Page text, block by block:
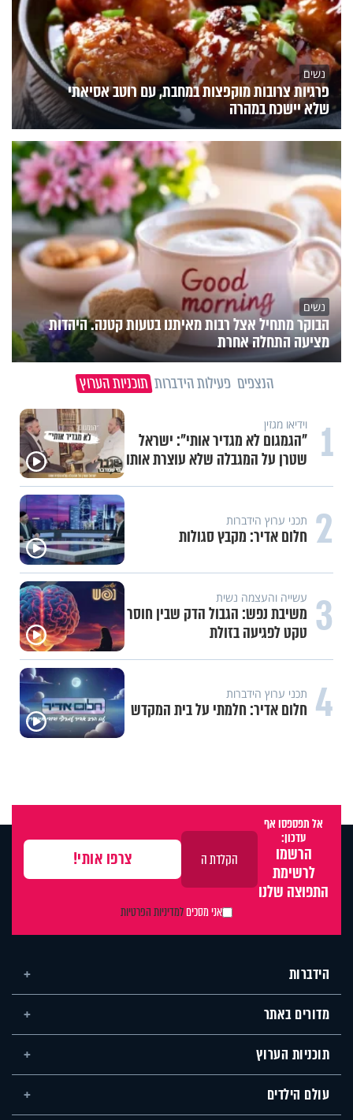
נשים
פרגיות צרובות מוקפצות במחבת, עם רוטב אסיאתי
שלא יישכח במהרה
נשים
הבוקר מתחיל אצל רבות מאיתנו בטעות קטנה. היהדות
מציעה התחלה אחרת
הנצפים פעילות הידברות תוכניות הערוץ
1 וידיאו מגזין
"הגמגום לא מגדיר אותי": ישראל
שטרן על המגבלה שלא עוצרת אותו
2 תכני ערוץ הידברות
חלום אדיר: מקבץ סגולות
3 עשייה והעצמה נשית
משיבת נפש: הגבול הדק שבין חוסר
טקט לפגיעה בזולת
4 תכני ערוץ הידברות
חלום אדיר: חלמתי על בית המקדש
אל תפספסו אף
עדכון:
הרשמו
לרשימת
התפוצה שלנו
אני מסכיםלמדיניות הפרטיות
הידברות
מדורים באתר
תוכניות הערוץ
עולם הילדים